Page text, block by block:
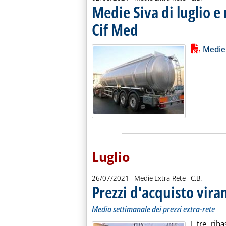
Medie Siva di luglio
Cif Med . Pubblicata lunedì 02 agosto 2021
Leggi
Lista allegati PDF alla
Luglio
26/07/2021 - Medie Extra-Rete -di:
C.B.
Prezzi d'acquisto
Media settimanale dei prezzi extra-rete